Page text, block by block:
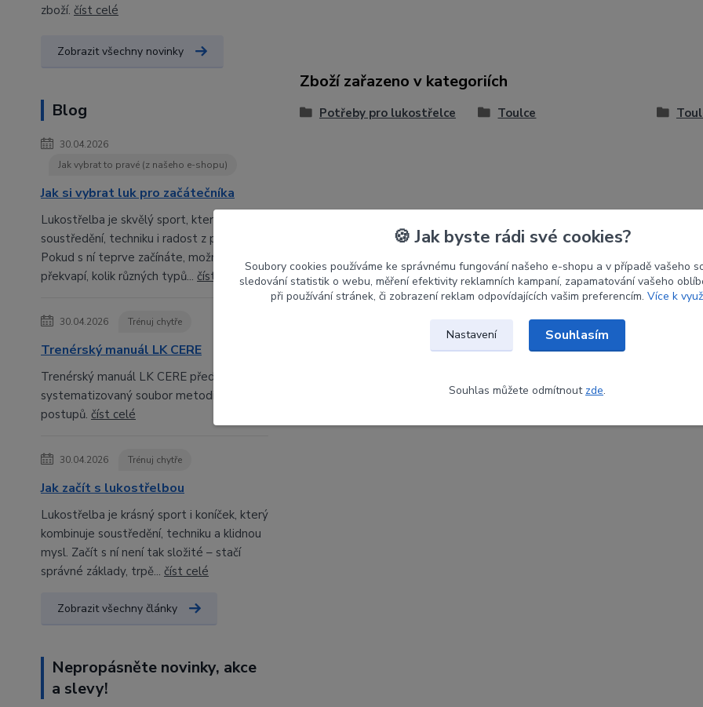
zboží. číst celé
Zobrazit všechny novinky
Blog
30.04.2026
Jak vybrat to pravé (z našeho e-shopu)
Jak si vybrat luk pro začátečníka
Lukostřelba je skvělý sport, který spojuje
soustředění, techniku i radost z pohybu.
Pokud s ní teprve začínáte, možná vás
překvapí, kolik různých typů... číst celé
30.04.2026 Trénuj chytře
Trenérský manuál LK CERE
Trenérský manuál LK CERE představuje
systematizovaný soubor metodických
postupů. číst celé
30.04.2026 Trénuj chytře
Jak začít s lukostřelbou
Lukostřelba je krásný sport i koníček, který
kombinuje soustředění, techniku a klidnou
mysl. Začít s ní není tak složité – stačí
správné základy, trpě... číst celé
Zobrazit všechny články
Nepropásněte novinky, akce
a slevy!
Zboží zařazeno v kategoriích
Potřeby pro lukostřelce Toulce
🍪 Jak byste rádi své cookies?
Soubory cookies používáme ke správnému fungování našeho e-shopu a v případě vašeho
sledování statistik o webu, měření efektivity reklamních kampaní, zapamatování vašeho
při používání stránek, či zobrazení reklam odpovídajících vašim preferencím. Více k
Nastavení Souhlasím
Souhlas můžete odmítnout zde.